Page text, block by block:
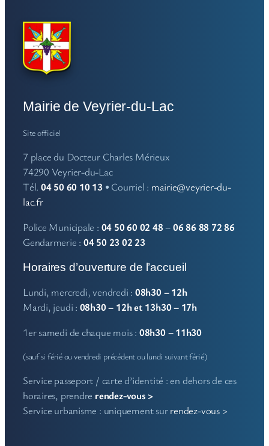
Mairie de Veyrier-du-Lac
Site officiel
7 place du Docteur Charles Mérieux
74290 Veyrier-du-Lac
Tél. 04 50 60 10 13• Courriel : mairie@veyrier-du-
lac.fr
Police Municipale : 04 50 60 02 48 –06 86 88 72 86
Gendarmerie : 04 50 23 02 23
Horaires d’ouverture de l’accueil
Lundi, mercredi, vendredi : 08h30 – 12h
Mardi, jeudi : 08h30 – 12h et 13h30 – 17h
1er samedi de chaque mois : 08h30 – 11h30
(sauf si férié ou vendredi précédent ou lundi suivant férié)
Service passeport / carte d’identité : en dehors de ces
horaires, prendre rendez-vous >
Service urbanisme : uniquement surrendez-vous >